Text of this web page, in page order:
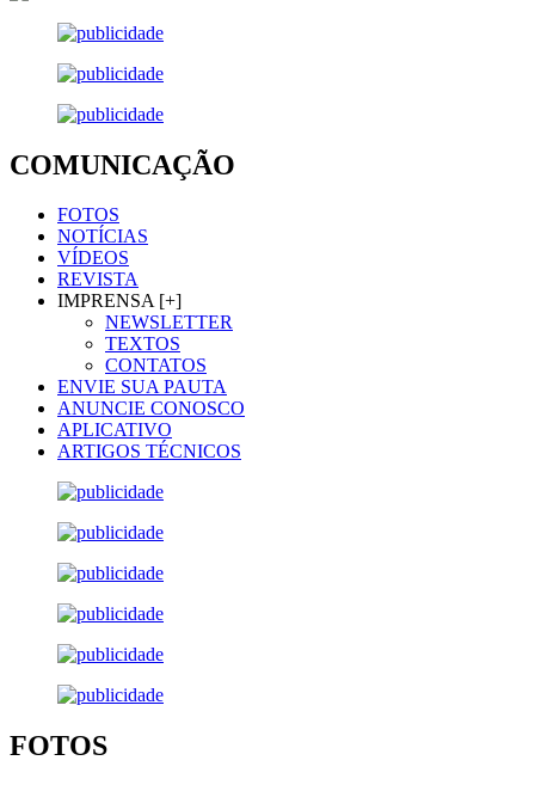
COMUNICAÇÃO
FOTOS
NOTÍCIAS
VÍDEOS
REVISTA
IMPRENSA [+]
NEWSLETTER
TEXTOS
CONTATOS
ENVIE SUA PAUTA
ANUNCIE CONOSCO
APLICATIVO
ARTIGOS TÉCNICOS
FOTOS